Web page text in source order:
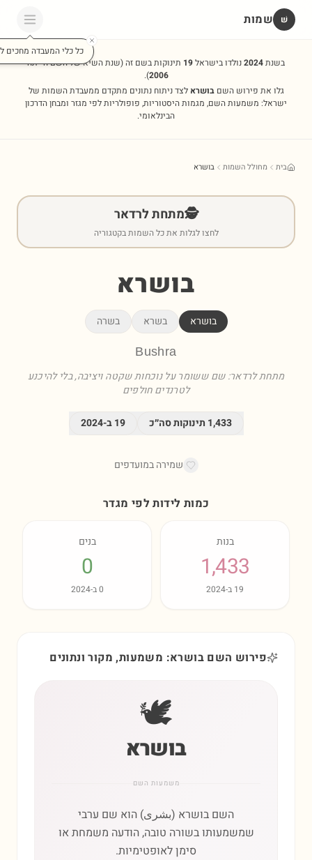
שׁ שמות
כל כלי המעבדה מחכים
בשנת2024נולדו בישראל19 תינוקות בשם זה(שנת השיא של השם הייתה
2006
).
גלו את פירוש השםבושרא לצד ניתוח נתונים מתקדם ממעבדת השמות של
ישראל: משמעות השם, מגמות היסטוריות, פופולריות לפי מגזר ומבחן הדרכון
הבינלאומי.
בית מחולל השמות בושרא
🕵️מתחת לרדאר
לחצו לגלות את כל השמות בקטגוריה
בושרא
בושרא בשרא בשרה
Bushra
מתחת לרדאר: שם ששומר על נוכחות שקטה ויציבה, בלי להיכנע
לטרנדים חולפים
1,433 תינוקות סה״כ 19ב-2024
שמירה במועדפים
כמות לידות לפי מגדר
בנות
1,433
19 ב-2024
בנים
0
0ב-2024
פירוש השם בושרא: משמעות, מקור ונתונים
🕊️
בושרא
משמעות השם
השם בושרא (بشرى) הוא שם ערבי
שמשמעותו בשורה טובה, הודעה משמחת או
סימן לאופטימיות.